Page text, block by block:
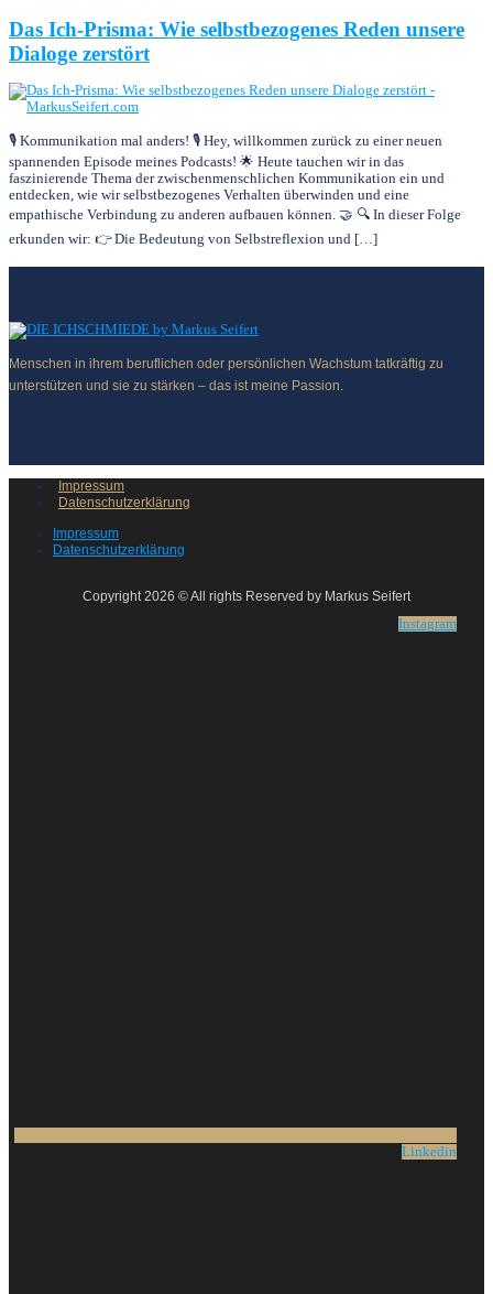
Das Ich-Prisma: Wie selbstbezogenes Reden unsere
Dialoge zerstört
🎙️ Kommunikation mal anders! 🎙️ Hey, willkommen zurück zu einer neuen
spannenden Episode meines Podcasts! 🌟 Heute tauchen wir in das
faszinierende Thema der zwischenmenschlichen Kommunikation ein und
entdecken, wie wir selbstbezogenes Verhalten überwinden und eine
empathische Verbindung zu anderen aufbauen können. 🤝 🔍 In dieser Folge
erkunden wir: 👉 Die Bedeutung von Selbstreflexion und […]
Menschen in ihrem beruflichen oder persönlichen Wachstum tatkräftig zu
unterstützen und sie zu stärken – das ist meine Passion.
Impressum
Datenschutzerklärung
Impressum
Datenschutzerklärung
Copyright 2026 © All rights Reserved by Markus Seifert
Instagram
Linkedin